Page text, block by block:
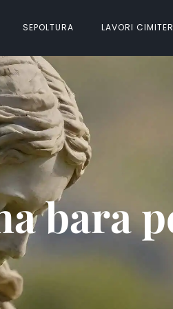
SEPOLTURA LAVORI
bara